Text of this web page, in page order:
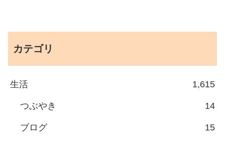
カテゴリ
生活 1,615
つぶやき 14
ブログ 15